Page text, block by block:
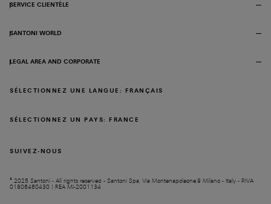
SERVICE CLIENTÈLE
SANTONI WORLD
LEGAL AREA AND CORPORATE
SUIVEZ-NOUS
SÉLECTIONNEZ UNE LANGUE: FRANÇAIS
SÉLECTIONNEZ UN PAYS: FRANCE
© 2025 Santoni - All rights reserved - Santoni Spa, Via Montenapoleone,9 Milano - Italy - P.IVA
01806460430 | REA MI-2001134